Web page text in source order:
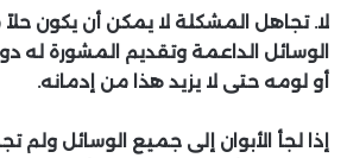
لا. تجاهل المشكلة لا يمكن أن يكون حلاً
الوسائل الداعمة وتقديم المشورة له
أو لومه حتى لا يزيد هذا من إدمانه.
إذا لجأ الأبوان إلى جميع الوسائل ولم